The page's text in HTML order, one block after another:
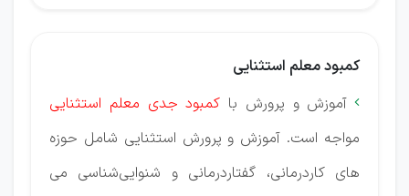
کمبود معلم استثنایی
 آموزش و پرورش با کمبود جدی معلم استثنایی
مواجه است. آموزش و پرورش استثنایی شامل حوزه
های کاردرمانی، گفتاردرمانی و شنوایی‌شناسی می